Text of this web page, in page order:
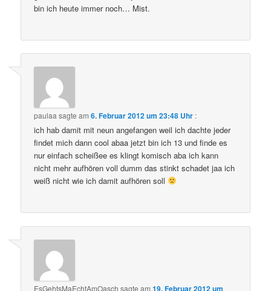
bin ich heute immer noch… Mist.
paulaa sagte am6. Februar 2012 um 23:48 Uhr :
ich hab damit mit neun angefangen weil ich dachte jeder
findet mich dann cool abaa jetzt bin ich 13 und finde es
nur einfach scheißee es klingt komisch aba ich kann
nicht mehr aufhören voll dumm das stinkt schadet jaa ich
weiß nicht wie ich damit aufhören soll
EsGehtsMaEchtAmOasch sagte am19. Februar 2012 um